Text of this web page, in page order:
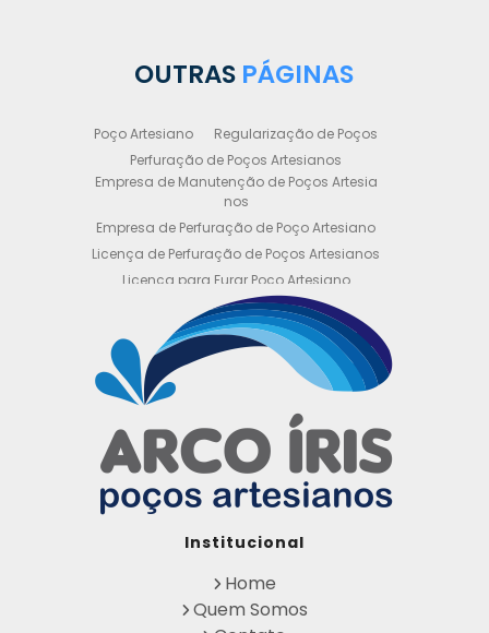
OUTRAS PÁGINAS
Poço Artesiano
Regularização de Poços
Perfuração de Poços Artesianos
Empresa de Manutenção de Poços Artesia
nos
Empresa de Perfuração de Poço Artesiano
Licença de Perfuração de Poços Artesianos
Licença para Furar Poço Artesiano
Licença para Perfuração de Poço Artesiano
Licença para Poço Semi Artesiano
Manutenção de Poço Semi Artesiano
Manutenção Preventiva de Poços Artesiano
Obtenha sua Licença de Perfuração de Poç
o Artesiano
Orçamento de Poço Semi Artesiano
Orçamento para Perfuração de Poço Artesi
ano
Outorga DAEE para Poço Artesiano
cos
nos
Institucional
Home
Quem Somos